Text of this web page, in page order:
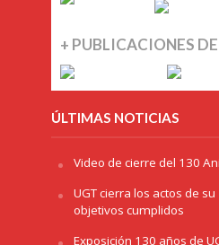
+ PUBLICACIONES
ÚLTIMAS NOTICIAS
Video de cierre del 130
UGT cierra los actos de
objetivos cumplidos
Exposición 130 años de